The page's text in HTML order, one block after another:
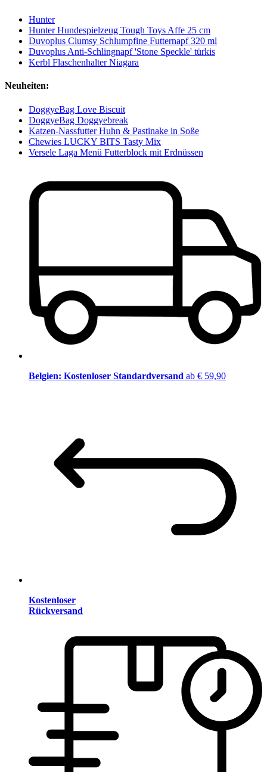
Hunter
Hunter Hundespielzeug Tough Toys Affe 25 cm
Duvoplus Clumsy Schlumpfine Futternapf 320 ml
Duvoplus Anti-Schlingnapf 'Stone Speckle' türkis
Kerbl Flaschenhalter Niagara
Neuheiten:
DoggyeBag Love Biscuit
DoggyeBag Doggyebreak
Katzen-Nassfutter Huhn & Pastinake in Soße
Chewies LUCKY BITS Tasty Mix
Versele Laga Menü Futterblock mit Erdnüssen
Belgien: Kostenloser Standardversand ab € 59,90
Kostenloser
Rückversand